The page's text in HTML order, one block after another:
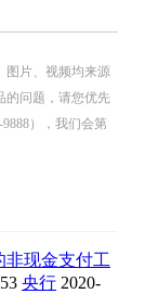
图片、视频均来源
的问题，请您优先
9888），我们会第
非现金支付工
央行 2020-